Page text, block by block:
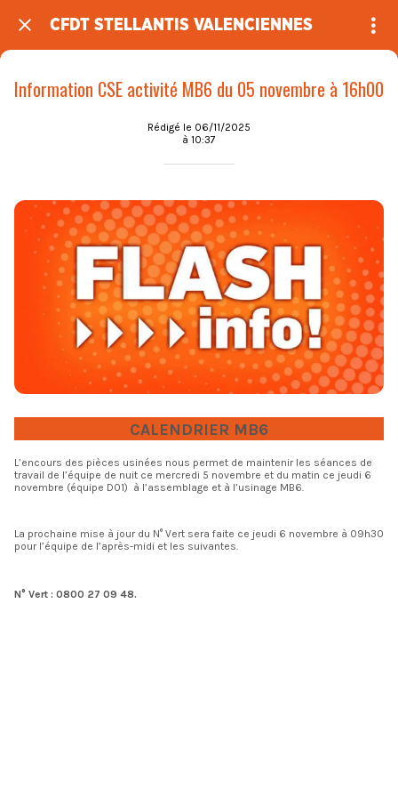
CFDT STELLANTIS VALENCIENNES
Information CSE activité MB6 du 05 novembre à 16h00
Rédigé le 06/11/2025
à 10:37
CALENDRIER MB6
L’encours des pièces usinées nous permet de maintenir les séances de
travail de l’équipe de nuit ce mercredi 5 novembre et du matin ce jeudi 6
novembre (équipe D01) à l’assemblage et à l’usinage MB6.
La prochaine mise à jour du N° Vert sera faite ce jeudi 6 novembre à 09h30
pour l’équipe de l’après-midi et les suivantes.
N° Vert : 0800 27 09 48.